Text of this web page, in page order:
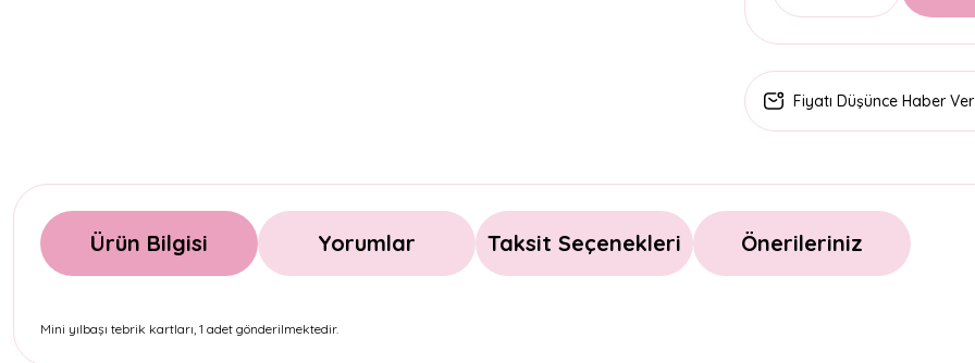
Fiyatı Düşünce Haber Ver
Ürün Bilgisi Yorumlar Taksit Seçenekleri Önerileriniz
Mini yılbaşı tebrik kartları, 1 adet gönderilmektedir.